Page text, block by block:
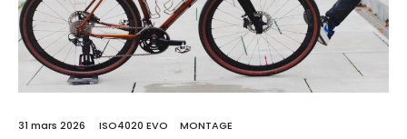
31 mars 2026 ISO4020 EVO MONTAGE